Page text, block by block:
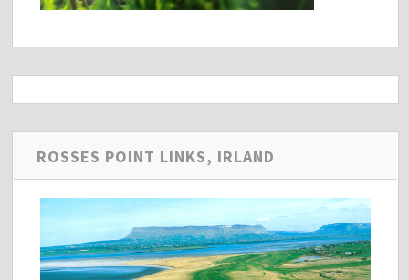
ROSSES POINT LINKS, IRLAND